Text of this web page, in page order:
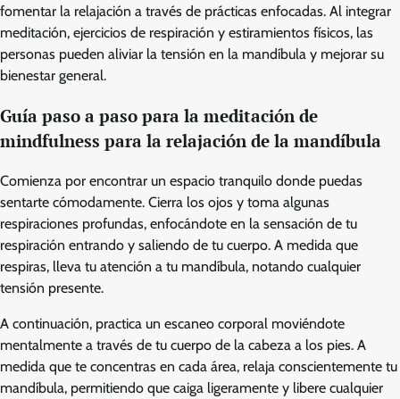
fomentar la relajación a través de prácticas enfocadas. Al integrar
meditación, ejercicios de respiración y estiramientos físicos, las
personas pueden aliviar la tensión en la mandíbula y mejorar su
bienestar general.
Guía paso a paso para la meditación de
mindfulness para la relajación de la mandíbula
Comienza por encontrar un espacio tranquilo donde puedas
sentarte cómodamente. Cierra los ojos y toma algunas
respiraciones profundas, enfocándote en la sensación de tu
respiración entrando y saliendo de tu cuerpo. A medida que
respiras, lleva tu atención a tu mandíbula, notando cualquier
tensión presente.
A continuación, practica un escaneo corporal moviéndote
mentalmente a través de tu cuerpo de la cabeza a los pies. A
medida que te concentras en cada área, relaja conscientemente tu
mandíbula, permitiendo que caiga ligeramente y libere cualquier